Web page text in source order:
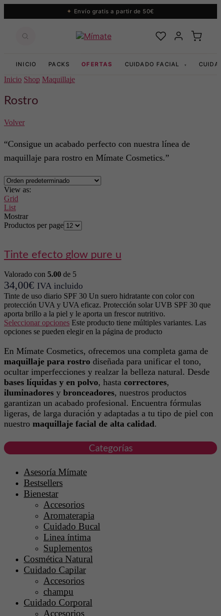
Envío gratis a partir de 50€
INICIO PACKS OFERTAS CUIDADO FACIAL ▾
Inicio Shop Maquillaje
Rostro
Volver
“Consigue un acabado perfecto con nuestra línea de
maquillaje para rostro en Mímate Cosmetics.”
View as:
Grid
List
Mostrar
Productos per page
tinte efecto glow pure u
Valorado con 5.00 de 5
34,00€ IVA incluido
Tinte de uso diario SPF 30 Un suero hidratante con color con
protección UVA y UVA eficaz. Protección solar UVB SPF 30 que
aporta brillo a la piel y le aporta un frescor nutritivo.
Seleccionar opciones Este producto tiene múltiples variantes. Las
opciones se pueden elegir en la página de producto
En Mímate Cosmetics, ofrecemos una completa gama de
maquillaje para rostro diseñada para unificar el tono,
ocultar imperfecciones y realzar la belleza natural. Desde
bases líquidas y en polvo, hasta correctores,
iluminadores y bronceadores, nuestros productos
garantizan un acabado profesional. Encuentra fórmulas
ligeras, de larga duración y adaptadas a tu tipo de piel con
nuestro maquillaje facial de alta calidad.
Categorías
Asesoría Mímate
Bestsellers
Bienestar
Accesorios
Aromaterapia
Cuidado Bucal
Linea íntima
Suplementos
Cosmética Natural
Cuidado Capilar
Accesorios
champu
Cuidado Corporal
Accesorios